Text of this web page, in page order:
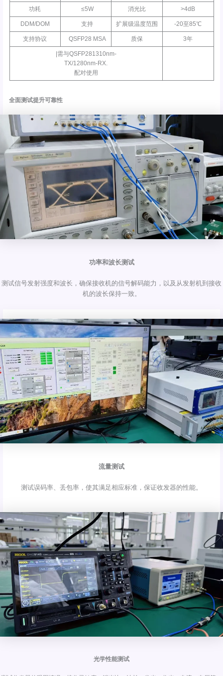
功耗 ≤5W 消光比 >4dB
DDM/DOM 支持 扩展级温度范围 -20至85℃
支持协议 QSFP28 MSA 质保 3年
|需与QSFP281310nm-
TX/1280nm-RX.
配对使用
全面测试提升可靠性
功率和波长测试
测试信号发射强度和波长，确保接收机的信号解码能力，以及从发射机到接收
机的波长保持一致。
流量测试
测试误码率、丢包率，使其满足相应标准，保证收发器的性能。
光学性能测试